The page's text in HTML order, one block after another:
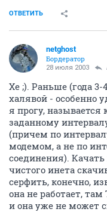
ОТВЕТИТЬ
netghost
Бордератор
28 июля 2003
Хе ;). Раньше (года
халявой - особенно
я прогу, называется
заданному
(причем по
модемом, а не по
соединения). Качать
чистого инета
серфить, конечно,
она не работает,
и она уже не может